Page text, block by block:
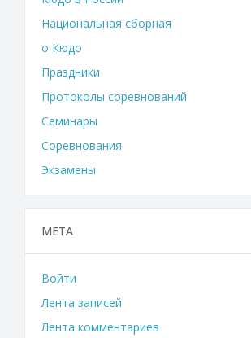
Национальная сборная
о Кюдо
Праздники
Протоколы соревнований
Семинары
Соревнования
Экзамены
МЕТА
Войти
Лента записей
Лента комментариев